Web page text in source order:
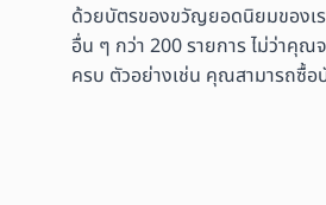
ด้วยบัตรของขวัญยอดนิยมของเร
อื่น ๆ กว่า 200 รายการ ไม่ว่าคุณ
ครบ ตัวอย่างเช่น คุณสามารถซื้